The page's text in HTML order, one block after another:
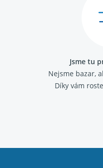
Jsme tu
Nejsme bazar,
Díky vám